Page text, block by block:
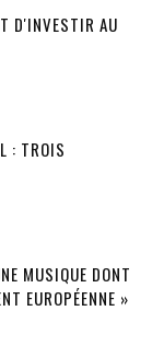
D'INVESTIR AU
: TROIS
MUSIQUE DONT
EUROPÉENNE »